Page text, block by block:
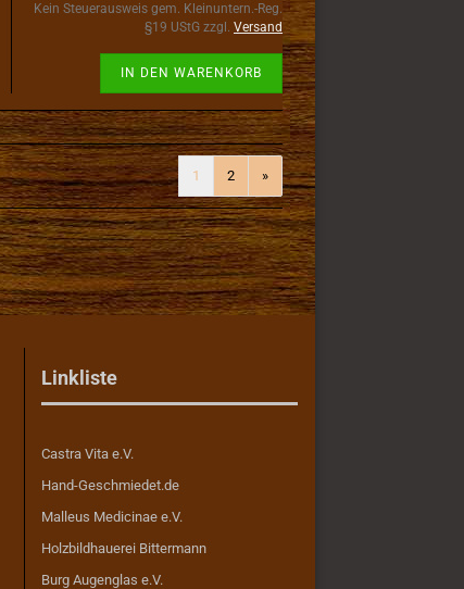
Kein Steuerausweis gem. Kleinuntern.-Reg.
§19 UStG zzgl. Versand
IN DEN WARENKORB
1 2 »
Linkliste
Castra Vita e.V.
Hand-Geschmiedet.de
Malleus Medicinae e.V.
Holzbildhauerei Bittermann
Burg Augenglas e.V.